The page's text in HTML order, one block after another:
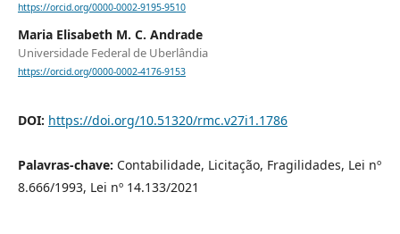
https://orcid.org/0000-0002-9195-9510
Maria Elisabeth M. C. Andrade
Universidade Federal de Uberlândia
https://orcid.org/0000-0002-4176-9153
DOI: https://doi.org/10.51320/rmc.v27i1.1786
Palavras-chave: Contabilidade, Licitação, Fragilidades, Lei nº
8.666/1993, Lei nº 14.133/2021